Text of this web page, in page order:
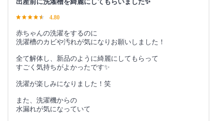
出産前に洗濯槽を綺麗にしてもらいました✨
4.80
赤ちゃんの洗濯をするのに
洗濯槽のカビや汚れが気になりお願いしました！
全て解体し、新品のように綺麗にしてもらって
すごく気持ちがよかったです✨
洗濯が楽しみになりました！笑
また、洗濯機からの
水漏れが気になっていて